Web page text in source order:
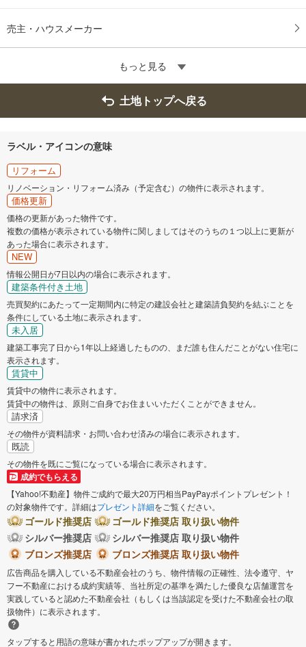
売主・ハウスメーカー
もっと見る
土地トップへ戻る
ラベル・アイコンの意味
リフォーム
リノベーション・リフォーム済み（予定含む）の物件に表示されます。
価格更新
価格の更新があった物件です。
複数の価格が表示されている物件に関しましてはそのうちの１つ以上に更新が
あった場合に表示されます。
NEW
情報公開日が7日以内の場合に表示されます。
建築条件付き土地
売買契約にあたって一定期間内に特定の建設会社と建築請負契約を結ぶことを
条件にしている土地に表示されます。
未入居
建築工事完了日から1年以上経過したものの、まだ誰も住んだことがない住宅に
表示されます。
賃貸中
賃貸中の物件に表示されます。
賃貸中の物件は、原則ご自身でお住まいいただくことができません。
請求済
その物件が資料請求・お問い合わせ済みの場合に表示されます。
既読
その物件を既にご覧になっている場合に表示されます。
成約でもらえる
【Yahoo!不動産】物件ご成約で最大20万円相当PayPayポイントプレゼント！
の対象物件です。詳細はプレゼント詳細をご覧ください。
ゴールド推奨店
ゴールド推奨店 取り扱い物件
シルバー推奨店
シルバー推奨店 取り扱い物件
ブロンズ推奨店
ブロンズ推奨店 取り扱い物件
広告商品を購入している不動産会社のうち、物件情報の正確性、法令遵守、ヤ
フー不動産における成約実績等、当社所定の基準を満たした優良な店舗運営を
実践していると認めた不動産会社（もしくは当該認定を受けた不動産会社の取
扱物件）に表示されます。
タップすると用語の意味が書かれたポップアップが開きます。